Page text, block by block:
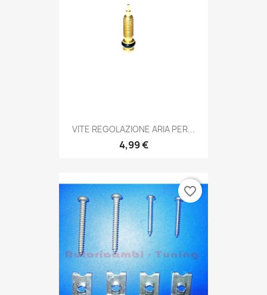
VITE REGOLAZIONE ARIA PER...
4,99 €
favorite_border